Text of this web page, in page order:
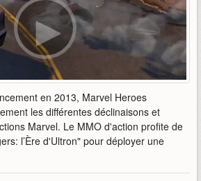
en 2013, Marvel Heroes
les différentes déclinaisons et
Marvel. Le MMO d'action profite de
l’Ère d'Ultron" pour déployer une